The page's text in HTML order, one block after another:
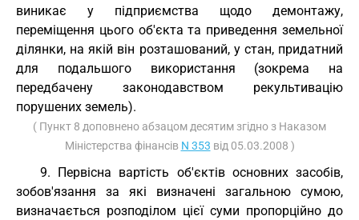
виникає у підприємства щодо демонтажу,
переміщення цього об'єкта та приведення земельної
ділянки, на якій він розташований, у стан, придатний
для подальшого використання (зокрема на
передбачену законодавством рекультивацію
порушених земель).
( Пункт 8 доповнено абзацом десятим згідно з Наказом
Міністерства фінансів N 353 від 05.03.2008 )
9. Первісна вартість об'єктів основних засобів,
зобов'язання за які визначені загальною сумою,
визначається розподілом цієї суми пропорційно до